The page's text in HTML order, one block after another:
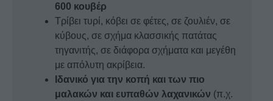
την έκδοση Ε) - 6 mm
Δίσκος ζουλιέν - 2 x 2 mm- €155,00
Δίσκος ζουλιέν - 2 x 4 mm- €155,00
600 κουβέρ
Τρίβει τυρί, κόβει σε φέτες, σε ζουλιέν, σε
κύβους, σε σχήμα κλασσικής πατάτας
τηγανιτής, σε διάφορα σχήματα και μεγέθη
με απόλυτη ακρίβεια.
Ιδανικό για την κοπή και των πιο
μαλακών και ευπαθών λαχανικών (π.χ.